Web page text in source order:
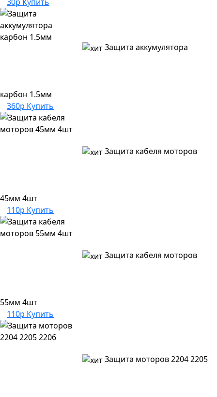
30р Купить
Защита аккумулятора
карбон 1.5мм
360р Купить
Защита кабеля моторов
45мм 4шт
110р Купить
Защита кабеля моторов
55мм 4шт
110р Купить
Защита моторов 2204 2205